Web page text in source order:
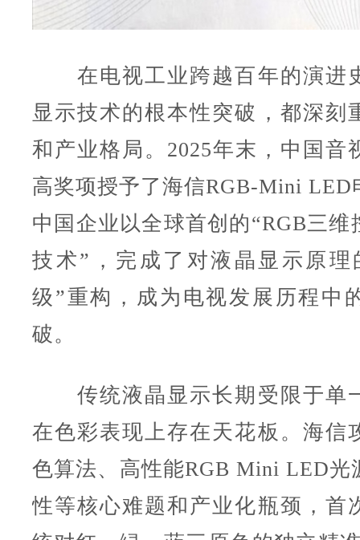
在电视工业跨越百年的演进
显示技术的根本性突破，都深刻
和产业格局。2025年末，中国音
高奖项授予了海信RGB-Mini LED
中国企业以全球首创的“RGB三维
技术”，完成了对液晶显示原理
级”重构，成为电视发展历程中
破。
传统液晶显示长期受限于单
在色彩表现上存在天花板。海信
色算法、高性能RGB Mini LED光
性等核心难题和产业化瓶颈，首